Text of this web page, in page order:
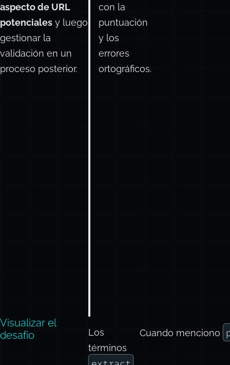
objetivo es capturar
primero todas las
cadenas con
aspecto de URL
potencialesy luego
URLs! Es
intencionalmente
permisivo
con la
puntuación